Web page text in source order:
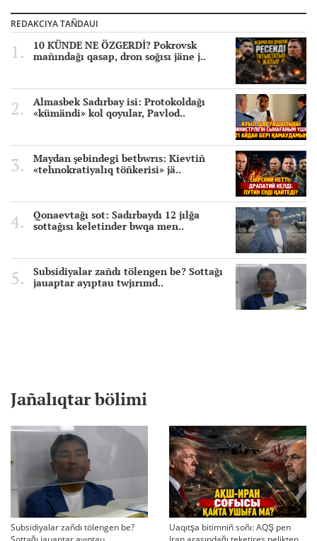
REDAKCIYA TAÑDAUI
10 KÜNDE NE ÖZGERDİ? Pokrovsk
mañındağı qasap, dron soğısı jäne j..
Almasbek Sadırbay isi: Protokoldağı
«kümändi» kol qoyular, Pavlod..
Maydan şebindegi betbwrıs: Kievtiñ
«tehnokratiyalıq töñkerisi» jä..
Qonaevtağı sot: Sadırbaydı 12 jılğa
sottağısı keletinder bwqa men..
Subsidiyalar zañdı tölengen be? Sottağı
jauaptar ayıptau twjırımd..
Jañalıqtar bölimi
Subsidiyalar zañdı tölengen be?
Uaqıtşa bitimniñ soñı: AQŞ pen